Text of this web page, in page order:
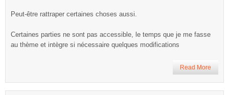
Peut-être rattraper certaines choses aussi.
Certaines parties ne sont pas accessible, le temps que je me fasse
au thème et intègre si nécessaire quelques modifications
Read More